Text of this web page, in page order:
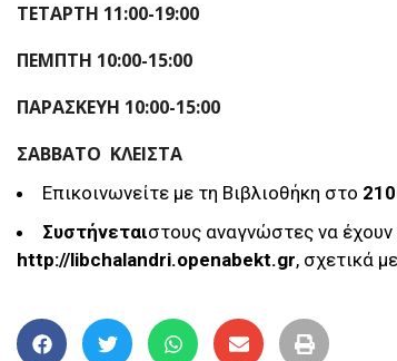
ΤΕΤΑΡΤΗ 11:00-19:00
ΠΕΜΠΤΗ 10:00-15:00
ΠΑΡΑΣΚΕΥΗ 10:00-15:00
ΣΑΒΒΑΤΟ ΚΛΕΙΣΤΑ
Επικοινωνείτε με τη Βιβλιοθήκη στο
Συστήνεταιστους αναγνώστες να έχουν
http://libchalandri.openabekt.gr, σχετικά